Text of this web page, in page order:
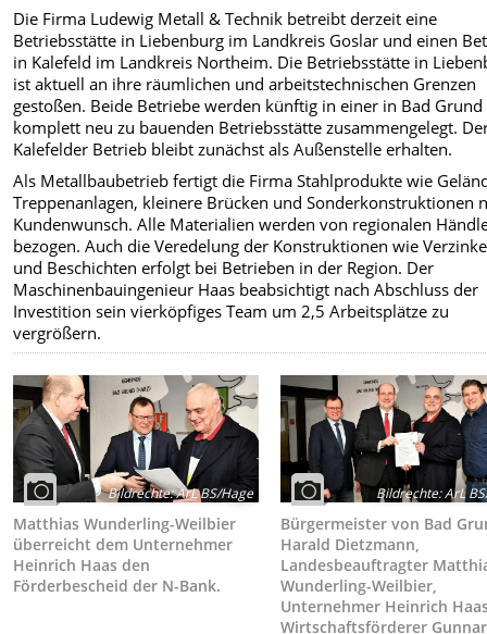
Die Firma Ludewig Metall & Technik betreibt derzeit eine
Betriebsstätte in Liebenburg im Landkreis Goslar und einen
in Kalefeld im Landkreis Northeim. Die Betriebsstätte in
ist aktuell an ihre räumlichen und arbeitstechnischen Grenzen
gestoßen. Beide Betriebe werden künftig in einer in Bad Grund
komplett neu zu bauenden Betriebsstätte zusammengelegt.
Kalefelder Betrieb bleibt zunächst als Außenstelle erhalten.
Als Metallbaubetrieb fertigt die Firma Stahlprodukte wie
Treppenanlagen, kleinere Brücken und Sonderkonstruktionen
Kundenwunsch. Alle Materialien werden von regionalen
bezogen. Auch die Veredelung der Konstruktionen wie
und Beschichten erfolgt bei Betrieben in der Region. Der
Maschinenbauingenieur Haas beabsichtigt nach Abschluss der
Investition sein vierköpfiges Team um 2,5 Arbeitsplätze zu
vergrößern.
Bildrechte:ArL BS/Hage
Matthias Wunderling-Weilbier
überreicht dem Unternehmer
Heinrich Haas den
Förderbescheid der N-Bank.
Bildrechte:ArL
Bürgermeister von Bad
Harald Dietzmann,
Landesbeauftragter
Wunderling-Weilbier,
Unternehmer Heinrich
Wirtschaftsförderer Gunnar